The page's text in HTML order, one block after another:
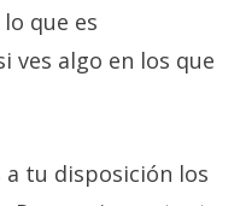
lo que es
ves algo en los que
tu disposición los